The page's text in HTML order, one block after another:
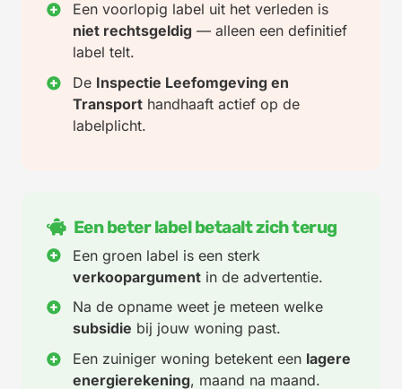
Een voorlopig label uit het verleden is
niet rechtsgeldig — alleen een definitief
label telt.
De Inspectie Leefomgeving en
Transporthandhaaft actief op de
labelplicht.
Een beter label betaalt zich terug
Een groen label is een sterk
verkoopargumentin de advertentie.
Na de opname weet je meteen welke
subsidie bij jouw woning past.
Een zuiniger woning betekent een lagere
energierekening, maand na maand.